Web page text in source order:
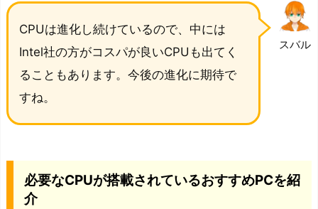
スバル
CPUは進化し続けているので、中には
Intel社の方がコスパが良いCPUも出てく
ることもあります。今後の進化に期待で
すね。
必要なCPUが搭載されているおすすめPCを紹
介